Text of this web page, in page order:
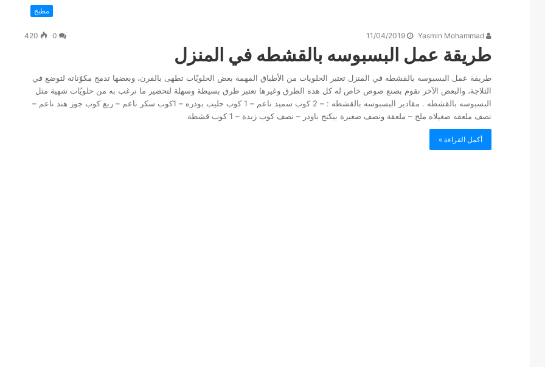
مطبخ
Yasmin Mohammad
11/04/2019
0
420
طريقة عمل البسبوسه بالقشطه في المنزل
طريقة عمل البسبوسه بالقشطه في المنزل تعتبر الحلويات من الأطباق المهمة بعض الحلويّات تطهى بالفرن، وبعضها تدمج مكوّناته لتوضع في
الثلاجة، والبعض الآخر نقوم بصنع صوص خاص له كل هذه الطرق وغيرها تعتبر طرق بسيطة وسهلة لتحضير ما نرغب به من حلويّات شهية مثل
البسبوسه بالقشطه . مقادير البسبوسه بالقشطه : – 2 كوب سميد ناعم – 1 كوب حليب بودره – 1كوب سكر ناعم – ربع كوب جوز هند ناعم –
نصف ملعقه صغيلاه ملح – ملعقة ونصف صغيرة بيكنج باودر – نصف كوب زبدة – 1 كوب قشطة
أكمل القراءة »